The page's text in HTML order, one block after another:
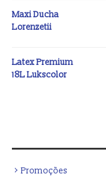
Maxi Ducha
Lorenzetii
Latex Premium
18L Lukscolor
Promoções